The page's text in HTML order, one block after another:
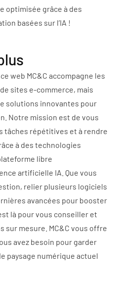
optimisée grâce à des
basées sur l’IA !
web MC&C accompagne les
sites e-commerce, mais
solutions innovantes pour
Notre mission est de vous
tâches répétitives et à rendre
à des technologies
libre
artificielle IA. Que vous
relier plusieurs logiciels
avancées pour booster
là pour vous conseiller et
sur mesure. MC&C vous offre
avez besoin pour garder
paysage numérique actuel